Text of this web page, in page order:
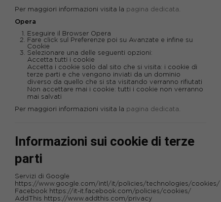
Per maggiori informazioni visita la pagina dedicata.
Opera
Eseguire il Browser Opera
Fare click sul Preferenze poi su Avanzate e infine su
Cookie
Selezionare una delle seguenti opzioni:
Accetta tutti i cookie
Accetta i cookie solo dal sito che si visita: i cookie di
terze parti e che vengono inviati da un dominio
diverso da quello che si sta visitando verranno rifiutati
Non accettare mai i cookie: tutti i cookie non verranno
mai salvati
Per maggiori informazioni visita la pagina dedicata.
Informazioni sui cookie di terze
parti
Servizi di Google
https://www.google.com/intl/it/policies/technologies/cookies/
Facebook https://it-it.facebook.com/policies/cookies/
AddThis https://www.addthis.com/privacy